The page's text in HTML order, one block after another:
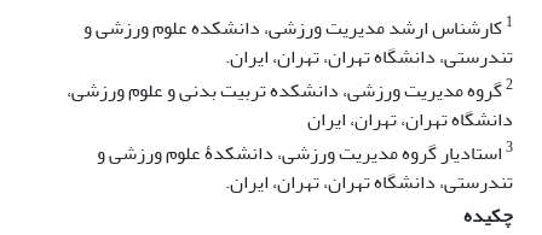
1کارشناس ارشد مدیریت ورزشی، دانشکده علوم ورزشی و
تندرستی، دانشگاه تهران، تهران، ایران.
2گروه مدیریت ورزشی، دانشکده تربیت بدنی و علوم ورزشی،
دانشگاه تهران، تهران، ایران
3استادیار گروه مدیریت ورزشی، دانشکدۀ علوم ورزشی و
تندرستی، دانشگاه تهران، تهران، ایران.
چکیده